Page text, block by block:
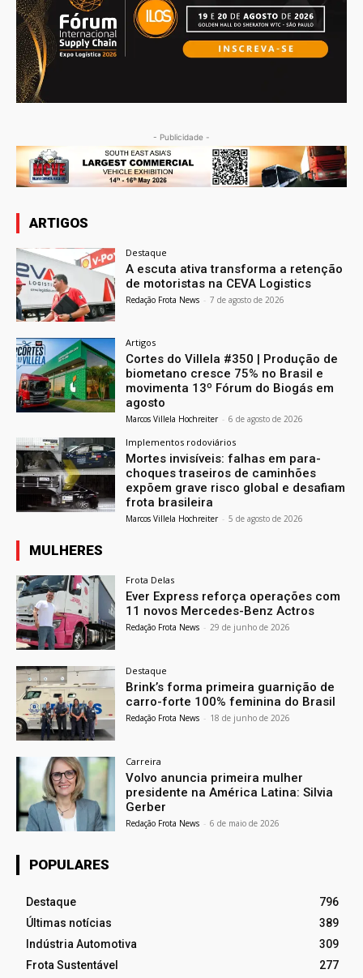
- Publicidade -
ARTIGOS
Destaque
A escuta ativa transforma a retenção
de motoristas na CEVA Logistics
Redação Frota News - 7 de agosto de 2026
Artigos
Cortes do Villela #350 | Produção de
biometano cresce 75% no Brasil e
movimenta 13º Fórum do Biogás em
agosto
Marcos Villela Hochreiter - 6 de agosto de 2026
Implementos rodoviários
Mortes invisíveis: falhas em para-
choques traseiros de caminhões
expõem grave risco global e desafiam
frota brasileira
Marcos Villela Hochreiter - 5 de agosto de 2026
MULHERES
Frota Delas
Ever Express reforça operações com
11 novos Mercedes-Benz Actros
Redação Frota News - 29 de junho de 2026
Destaque
Brink’s forma primeira guarnição de
carro-forte 100% feminina do Brasil
Redação Frota News - 18 de junho de 2026
Carreira
Volvo anuncia primeira mulher
presidente na América Latina: Silvia
Gerber
Redação Frota News - 6 de maio de 2026
POPULARES
Destaque
796
Últimas notícias
389
Indústria Automotiva
309
Frota Sustentável
277